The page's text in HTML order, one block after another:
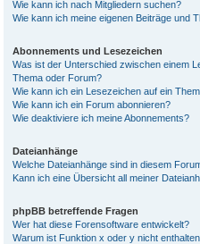
Wie kann ich nach Mitgliedern suchen?
Wie kann ich meine eigenen Beiträge und
Abonnements und Lesezeichen
Was ist der Unterschied zwischen einem
Thema oder Forum?
Wie kann ich ein Lesezeichen auf ein
Wie kann ich ein Forum abonnieren?
Wie deaktiviere ich meine Abonnements?
Dateianhänge
Welche Dateianhänge sind in diesem
Kann ich eine Übersicht all meiner
phpBB betreffende Fragen
Wer hat diese Forensoftware entwickelt?
Warum ist Funktion x oder y nicht